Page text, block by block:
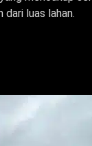
dari luas lahan.